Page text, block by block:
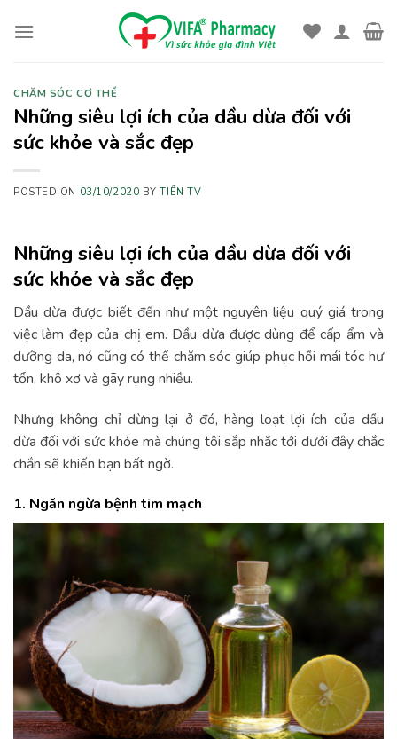
CHĂM SÓC CƠ THỂ
Những siêu lợi ích của dầu dừa đối với
sức khỏe và sắc đẹp
POSTED ON 03/10/2020 BYTIÊN TV
Những siêu lợi ích của dầu dừa đối với
sức khỏe và sắc đẹp
Dầu dừa được biết đến như một nguyên liệu quý giá trong
việc làm đẹp của chị em. Dầu dừa được dùng để cấp ẩm và
dưỡng da, nó cũng có thể chăm sóc giúp phục hồi mái tóc hư
tổn, khô xơ và gãy rụng nhiều.
Nhưng không chỉ dừng lại ở đó, hàng loạt lợi ích của dầu
dừa đối với sức khỏe mà chúng tôi sắp nhắc tới dưới đây chắc
chắn sẽ khiến bạn bất ngờ.
1. Ngăn ngừa bệnh tim mạch